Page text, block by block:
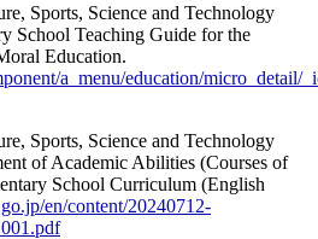
Sports, Science and Technology
School Teaching Guide for the
Education.
a_menu/education/micro_detail/
Sports, Science and Technology
of Academic Abilities (Courses of
School Curriculum (English
en/content/20240712-